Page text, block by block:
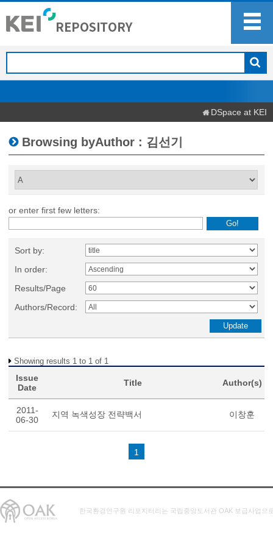
DSpace at KEI
Browsing byAuthor : 김선기
or enter first few letters:
Sort by:
In order:
Results/Page
Authors/Record:
Showing results 1 to 1 of 1
Issue
Date
Title Author(s)
2011-
06-30
지역 녹색성장 전략백서 이창훈
1
한국환경연구원 리포지터리는 국립중앙도서관 OAK 보급사업